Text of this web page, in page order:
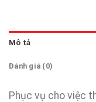
Mô tả
Đánh giá (0)
Phục vụ cho việc